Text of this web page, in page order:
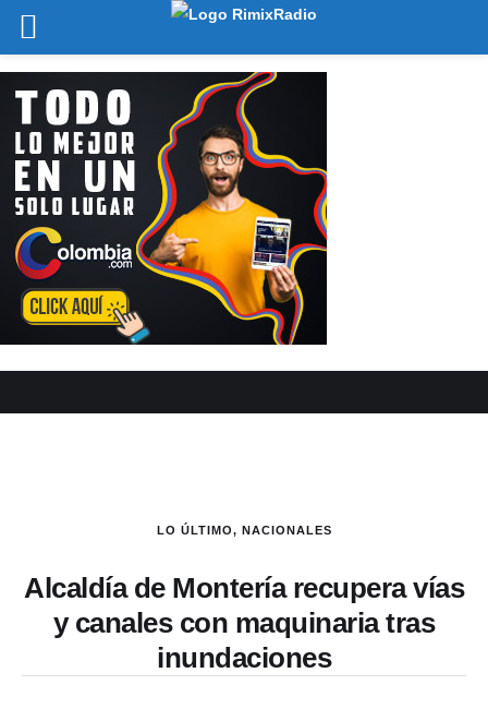
LO ÚLTIMO, NACIONALES
Alcaldía de Montería recupera vías
y canales con maquinaria tras
inundaciones